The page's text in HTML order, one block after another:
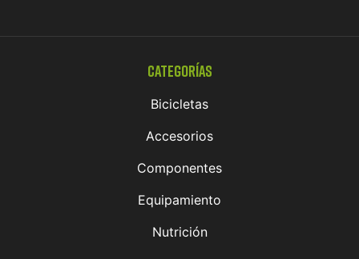
Categorías
Bicicletas
Accesorios
Componentes
Equipamiento
Nutrición